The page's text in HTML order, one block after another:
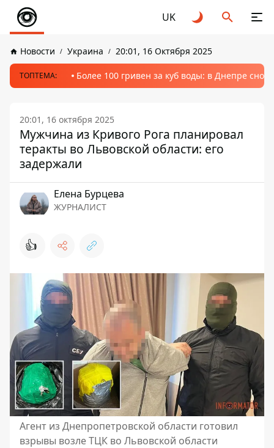
UK
Новости Украина 20:01, 16 Октября 2025
ТОПТЕМА: Более 100 гривен за куб воды: в Днепре
20:01, 16 октября 2025
Мужчина из Кривого Рога планировал
теракты во Львовской области: его
задержали
Елена Бурцева
ЖУРНАЛИСТ
👍
Агент из Днепропетровской области готовил
взрывы возле ТЦК во Львовской области